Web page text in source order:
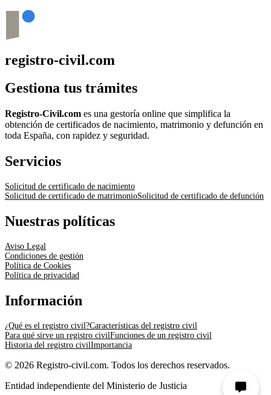
registro-civil.com
Gestiona tus trámites
Registro-Civil.com es una gestoría online que simplifica la
obtención de certificados de nacimiento, matrimonio y defunción en
toda España, con rapidez y seguridad.
Servicios
Solicitud de certificado de nacimiento
Solicitud de certificado de matrimonioSolicitud de certificado de defunción
Nuestras políticas
Aviso Legal
Condiciones de gestión
Política de Cookies
Política de privacidad
Información
¿Qué es el registro civil?Características del registro civil
Para qué sirve un registro civilFunciones de un registro civil
Historia del registro civilImportancia
© 2026 Registro-civil.com. Todos los derechos reservados.
Entidad independiente del Ministerio de Justicia